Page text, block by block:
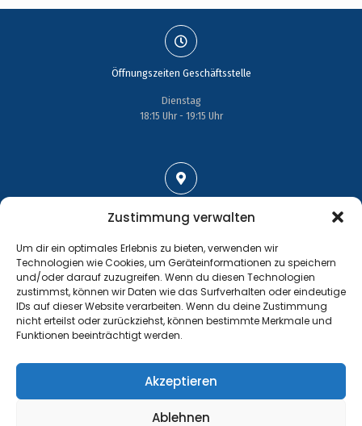
Zustimmung verwalten
Um dir ein optimales Erlebnis zu bieten, verwenden wir
Technologien wie Cookies, um Geräteinformationen zu speichern
und/oder darauf zuzugreifen. Wenn du diesen Technologien
zustimmst, können wir Daten wie das Surfverhalten oder eindeutige
IDs auf dieser Website verarbeiten. Wenn du deine Zustimmung
nicht erteilst oder zurückziehst, können bestimmte Merkmale und
Funktionen beeinträchtigt werden.
Akzeptieren
Ablehnen
Öffnungszeiten Geschäftsstelle
Dienstag
18:15 Uhr - 19:15 Uhr
Großenhainer Straße 17
01689 Wein­böhla
Kontakt
Tel.: +49 35243 477267
info@handball-weinboehla.de